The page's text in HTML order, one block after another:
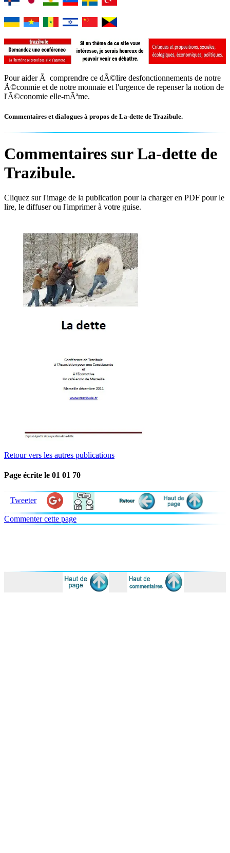
Pour aider Ã comprendre ce dÃ©lire desfonctionnements de notre
Ã©conmie et de notre monnaie et l'urgence de repenser la notion de
l'Ã©conomie elle-mÃªme.
Commentaires et dialogues à propos de La-dette de Trazibule.
Commentaires sur La-dette de
Trazibule.
Cliquez sur l'image de la publication pour la charger en PDF pour le
lire, le diffuser ou l'imprimer à votre guise.
Retour vers les autres publications
Page écrite le 01 01 70
Tweeter
Commenter cette page